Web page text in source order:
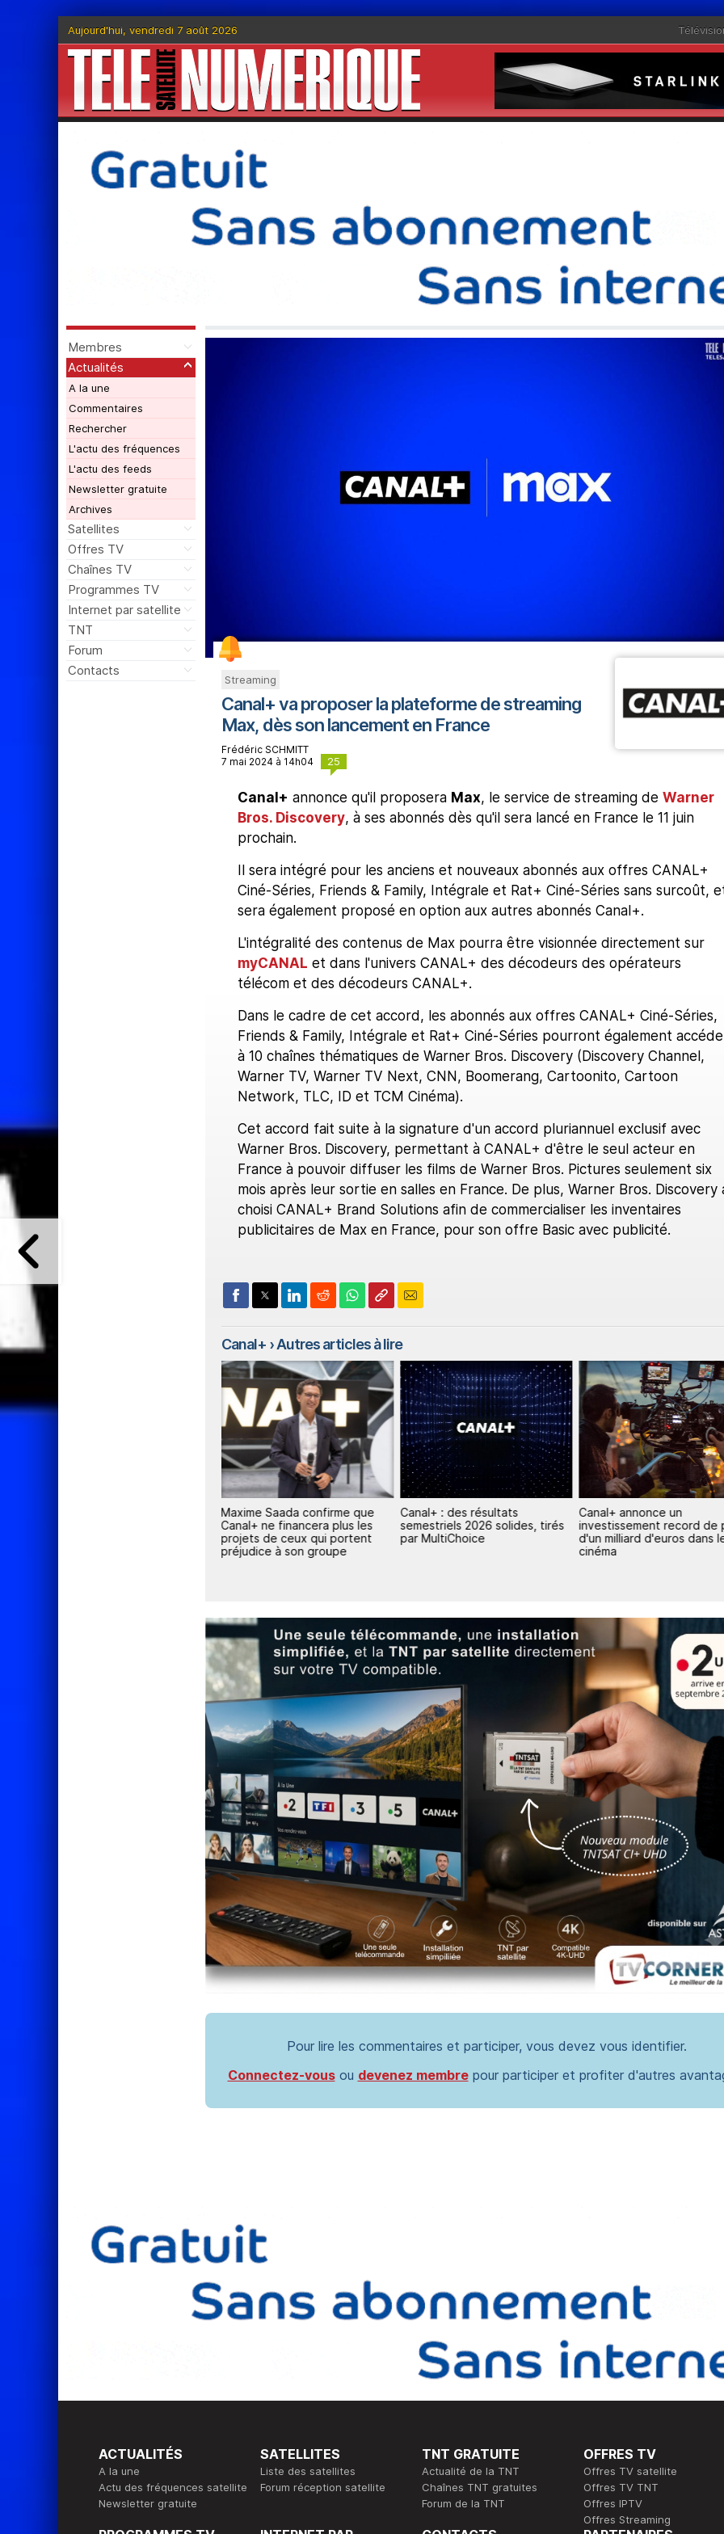
Aujourd'hui, vendredi 7 août 2026
Membres
Actualités
A la une
Commentaires
Rechercher
L'actu des fréquences
L'actu des feeds
Newsletter gratuite
Archives
Satellites
Offres TV
Chaînes TV
Programmes TV
Internet par satellite
TNT
Forum
Contacts
Streaming
Canal+ va proposer la plateforme de streaming
Max, dès son lancement en France
Frédéric SCHMITT
7 mai 2024 à 14h04
25
Canal+ annonce qu'il proposera Max, le service de streaming de Warner
Bros. Discovery, à ses abonnés dès qu'il sera lancé en France le 11 juin
prochain.
Il sera intégré pour les anciens et nouveaux abonnés aux offres CANAL+
Ciné-Séries, Friends & Family, Intégrale et Rat+ Ciné-Séries sans surcoût,
sera également proposé en option aux autres abonnés Canal+.
L'intégralité des contenus de Max pourra être visionnée directement sur
myCANAL et dans l'univers CANAL+ des décodeurs des opérateurs
télécom et des décodeurs CANAL+.
Dans le cadre de cet accord, les abonnés aux offres CANAL+ Ciné-Séries,
Friends & Family, Intégrale et Rat+ Ciné-Séries pourront également
à 10 chaînes thématiques de Warner Bros. Discovery (Discovery Channel,
Warner TV, Warner TV Next, CNN, Boomerang, Cartoonito, Cartoon
Network, TLC, ID et TCM Cinéma).
Cet accord fait suite à la signature d'un accord pluriannuel exclusif avec
Warner Bros. Discovery, permettant à CANAL+ d'être le seul acteur en
France à pouvoir diffuser les films de Warner Bros. Pictures seulement six
mois après leur sortie en salles en France. De plus, Warner Bros. Discovery
choisi CANAL+ Brand Solutions afin de commercialiser les inventaires
publicitaires de Max en France, pour son offre Basic avec publicité.
Canal+ › Autres articles à lire
Maxime Saada confirme que
Canal+ ne financera plus les
projets de ceux qui portent
préjudice à son groupe
Canal+ : des résultats
semestriels 2026 solides, tirés
par MultiChoice
Canal+ annonce un
investissement record de
d'un milliard d'euros dans
cinéma
Pour lire les commentaires et participer, vous devez vous identifier.
Connectez-vousou devenez membrepour participer et profiter d'autres
ACTUALITÉS
A la une
Actu des fréquences satellite
Newsletter gratuite
SATELLITES
Liste des satellites
Forum réception satellite
TNT GRATUITE
Actualité de la TNT
Chaînes TNT gratuites
Forum de la TNT
OFFRES TV
Offres TV satellite
Offres TV TNT
Offres IPTV
Offres Streaming